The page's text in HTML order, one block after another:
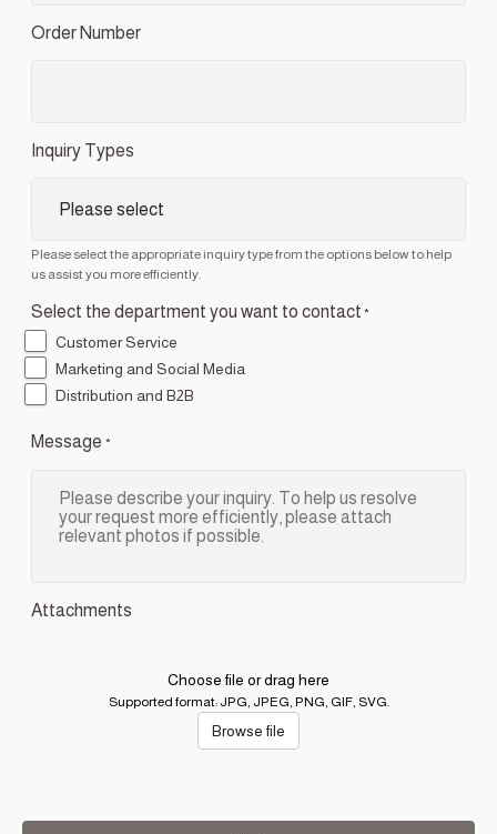
Order Number
Inquiry Types
Please select the appropriate inquiry type from the options below to help
us assist you more efficiently.
Select the department you want to contact *
Customer Service
Marketing and Social Media
Distribution and B2B
Message *
Attachments
Choose file or drag here
Supported format: JPG, JPEG, PNG, GIF, SVG.
Browse file